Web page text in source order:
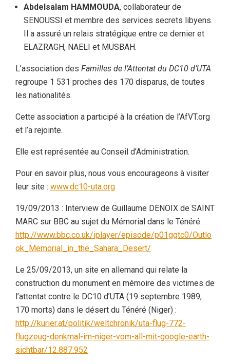
Abdelsalam HAMMOUDA, collaborateur de
SENOUSSI et membre des services secrets libyens.
Il a assuré un relais stratégique entre ce dernier et
ELAZRAGH, NAELI et MUSBAH.
L’association des Familles de l’Attentat du DC10 d’UTA
regroupe 1 531 proches des 170 disparus, de toutes
les nationalités.
Cette association a participé à la création de l’AfVT.org
et l’a rejointe.
Elle est représentée au Conseil d’Administration.
Pour en savoir plus, nous vous encourageons à visiter
leur site : www.dc10-uta.org
19/09/2013 : Interview de Guillaume DENOIX de SAINT
MARC sur BBC au sujet du Mémorial dans le Ténéré :
http://www.bbc.co.uk/iplayer/episode/p01ggtc0/Outlo
ok_Memorial_in_the_Sahara_Desert/
Le 25/09/2013, un site en allemand qui relate la
construction du monument en mémoire des victimes de
l’attentat contre le DC10 d’UTA (19 septembre 1989,
170 morts) dans le désert du Ténéré (Niger) :
http://kurier.at/politik/weltchronik/uta-flug-772-
flugzeug-denkmal-im-niger-vom-all-mit-google-earth-
sichtbar/12.887.952